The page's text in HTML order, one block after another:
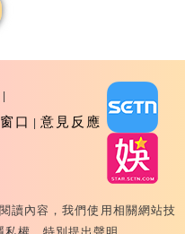
口 意見反應
All Rights
讀內容，我們使用相關網站技
權，特別提出聲明。